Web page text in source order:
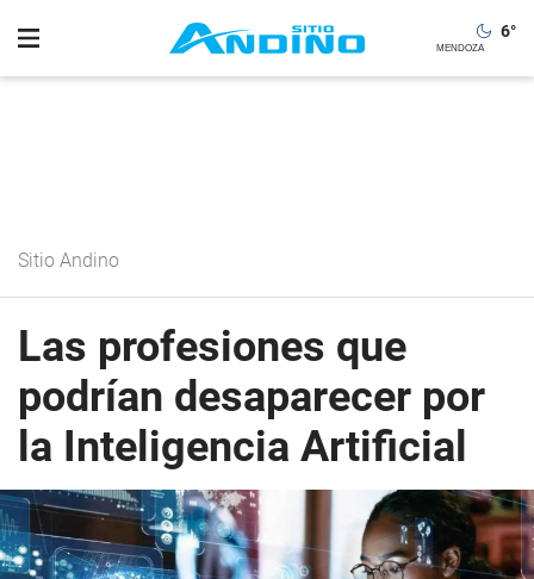
6°
Sitio Andino
Las profesiones que
podrían desaparecer por
la Inteligencia Artificial